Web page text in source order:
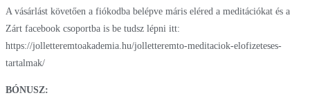
A vásárlást követően a fiókodba belépve máris eléred a meditációkat és a
Zárt facebook csoportba is be tudsz lépni itt:
https://jolletteremtoakademia.hu/jolletteremto-meditaciok-elofizeteses-
tartalmak/
BÓNUSZ: